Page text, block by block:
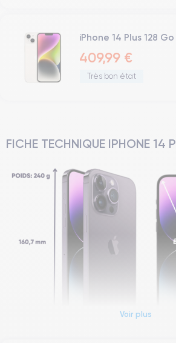
iPhone 14 Plus 128
409,99 €
Très bon état
FICHE TECHNIQUE IPHONE 14
Voir plus